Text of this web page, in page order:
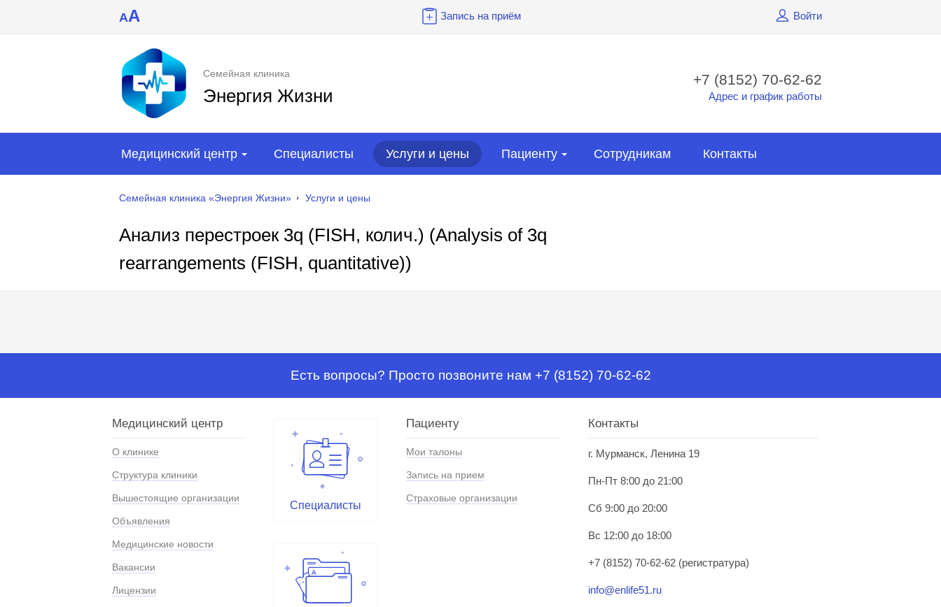
AA Запись на приём Войти
Семейная клиника
Энергия Жизни
+7 (8152) 70-62-62
Адрес и график работы
Медицинский центр Специалисты Услуги и цены Пациенту Сотрудникам Контакты
Семейная клиника «Энергия Жизни» Услуги и цены
Анализ перестроек 3q (FISH, колич.) (Analysis of 3q
rearrangements (FISH, quantitative))
Есть вопросы? Просто позвоните нам +7 (8152) 70-62-62
Медицинский центр
О клинике
Структура клиники
Вышестоящие организации
Объявления
Медицинские новости
Вакансии
Лицензии
Специалисты
Пациенту
Мои талоны
Запись на прием
Страховые организации
Контакты
г. Мурманск, Ленина 19
Пн-Пт 8:00 до 21:00
Сб 9:00 до 20:00
Вс 12:00 до 18:00
+7 (8152) 70-62-62 (регистратура)
info@enlife51.ru